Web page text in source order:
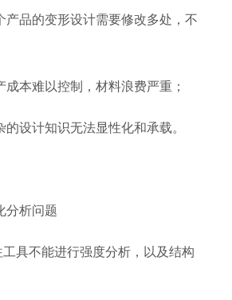
产品的变形设计需要修改多处，不
成本难以控制，材料浪费严重；
的设计知识无法显性化和承载。
分析问题
工具不能进行强度分析，以及结构